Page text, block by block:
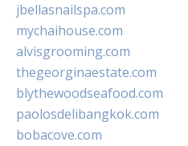
jbellasnailspa.com
mychaihouse.com
alvisgrooming.com
thegeorginaestate.com
blythewoodseafood.com
paolosdelibangkok.com
bobacove.com